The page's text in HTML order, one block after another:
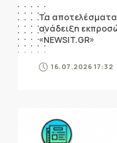
Τα
ανάδειξη
«NEWSIT.GR»
16.07.2026 17:32